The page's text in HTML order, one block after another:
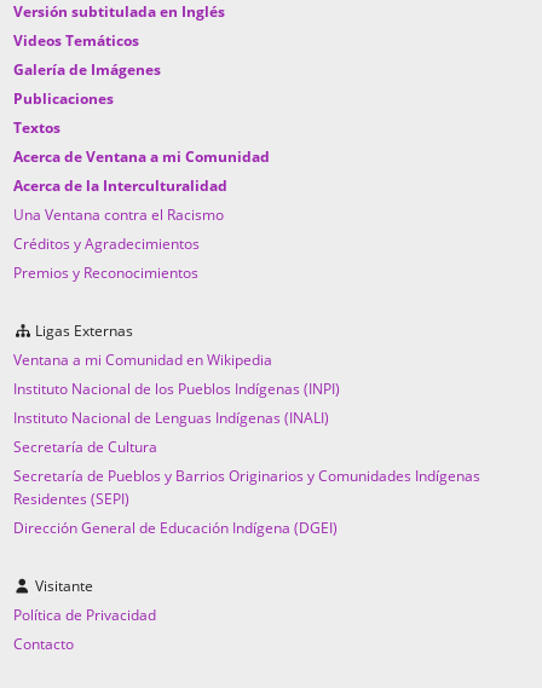
Versión subtitulada en Inglés
Videos Temáticos
Galería de Imágenes
Publicaciones
Textos
Acerca de Ventana a mi Comunidad
Acerca de la Interculturalidad
Una Ventana contra el Racismo
Créditos y Agradecimientos
Premios y Reconocimientos
Ligas Externas
Ventana a mi Comunidad en Wikipedia
Instituto Nacional de los Pueblos Indígenas (INPI)
Instituto Nacional de Lenguas Indígenas (INALI)
Secretaría de Cultura
Secretaría de Pueblos y Barrios Originarios y Comunidades Indígenas
Residentes (SEPI)
Dirección General de Educación Indígena (DGEI)
Visitante
Política de Privacidad
Contacto